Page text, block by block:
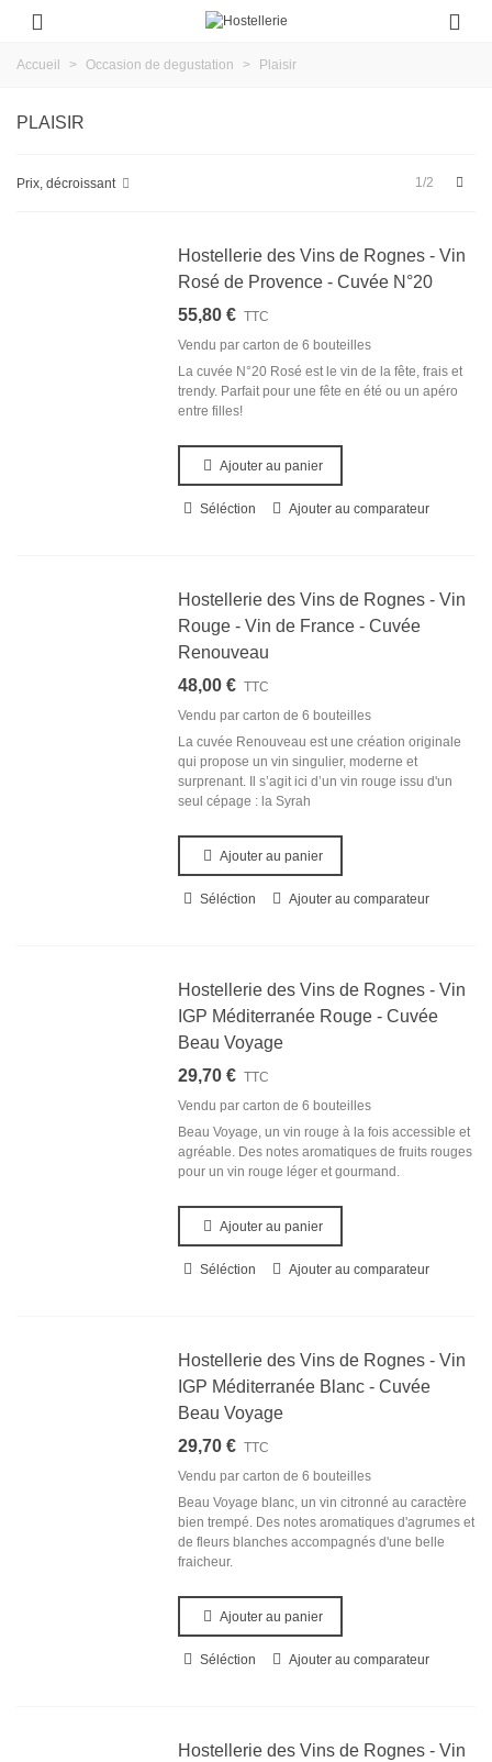
Accueil > Occasion de degustation > Plaisir
PLAISIR
Prix, décroissant 1/2
Hostellerie des Vins de Rognes - Vin
Rosé de Provence - Cuvée N°20
55,80 € TTC
Vendu par carton de6 bouteilles
La cuvée N°20 Rosé est le vin de la fête, frais et
trendy. Parfait pour une fête en été ou un apéro
entre filles!
Ajouter au panier
Séléction Ajouter au comparateur
Hostellerie des Vins de Rognes - Vin
Rouge - Vin de France - Cuvée
Renouveau
48,00 € TTC
Vendu par carton de6 bouteilles
La cuvée Renouveau est une création originale
qui propose un vin singulier, moderne et
surprenant. Il s’agit ici d’un vin rouge issu d'un
seul cépage : la Syrah
Ajouter au panier
Séléction Ajouter au comparateur
Hostellerie des Vins de Rognes - Vin
IGP Méditerranée Rouge - Cuvée
Beau Voyage
29,70 € TTC
Vendu par carton de6 bouteilles
Beau Voyage, un vin rouge à la fois accessible et
agréable. Des notes aromatiques de fruits rouges
pour un vin rouge léger et gourmand.
Ajouter au panier
Séléction Ajouter au comparateur
Hostellerie des Vins de Rognes - Vin
IGP Méditerranée Blanc - Cuvée
Beau Voyage
29,70 € TTC
Vendu par carton de6 bouteilles
Beau Voyage blanc, un vin citronné au caractère
bien trempé. Des notes aromatiques d'agrumes et
de fleurs blanches accompagnés d'une belle
fraicheur.
Ajouter au panier
Séléction Ajouter au comparateur
Hostellerie des Vins de Rognes - Vin